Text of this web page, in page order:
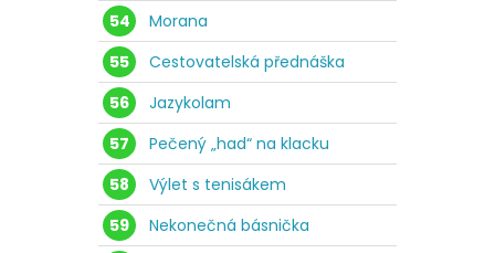
54
Morana
55
Cestovatelská přednáška
56
Jazykolam
57
Pečený „had“ na klacku
58
Výlet s tenisákem
59
Nekonečná básnička